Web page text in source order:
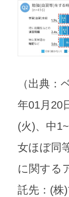
（出典：
年01月20
(火)、中
女ほぼ同
に関する
託先：(株